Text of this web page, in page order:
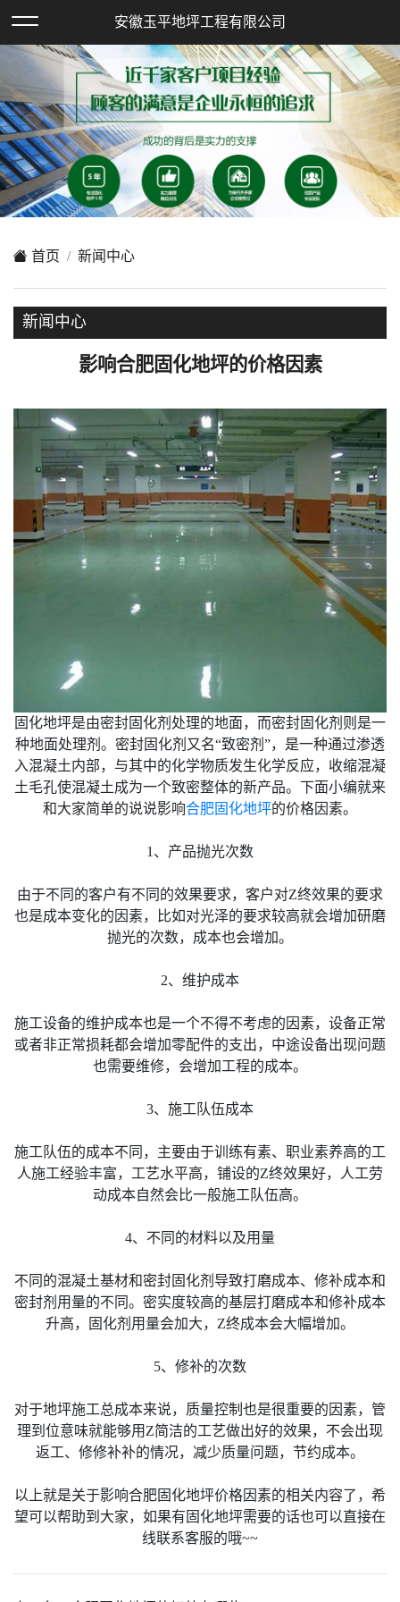
欢迎访问安徽玉平地坪工程有限公司网站！
安徽玉平地坪工程有限公司
首页 新闻中心
新闻中心
影响合肥固化地坪的价格因素
固化地坪是由密封固化剂处理的地面，而密封固化剂则是一
种地面处理剂。密封固化剂又名“致密剂”，是一种通过渗透
入混凝土内部，与其中的化学物质发生化学反应，收缩混凝
土毛孔使混凝土成为一个致密整体的新产品。下面小编就来
和大家简单的说说影响合肥固化地坪的价格因素。
1、产品抛光次数
由于不同的客户有不同的效果要求，客户对Z终效果的要求
也是成本变化的因素，比如对光泽的要求较高就会增加研磨
抛光的次数，成本也会增加。
2、维护成本
施工设备的维护成本也是一个不得不考虑的因素，设备正常
或者非正常损耗都会增加零配件的支出，中途设备出现问题
也需要维修，会增加工程的成本。
3、施工队伍成本
施工队伍的成本不同，主要由于训练有素、职业素养高的工
人施工经验丰富，工艺水平高，铺设的Z终效果好，人工劳
动成本自然会比一般施工队伍高。
4、不同的材料以及用量
不同的混凝土基材和密封固化剂导致打磨成本、修补成本和
密封剂用量的不同。密实度较高的基层打磨成本和修补成本
升高，固化剂用量会加大，Z终成本会大幅增加。
5、修补的次数
对于地坪施工总成本来说，质量控制也是很重要的因素，管
理到位意味就能够用Z简洁的工艺做出好的效果，不会出现
返工、修修补补的情况，减少质量问题，节约成本。
以上就是关于影响合肥固化地坪价格因素的相关内容了，希
望可以帮助到大家，如果有固化地坪需要的话也可以直接在
线联系客服的哦~~